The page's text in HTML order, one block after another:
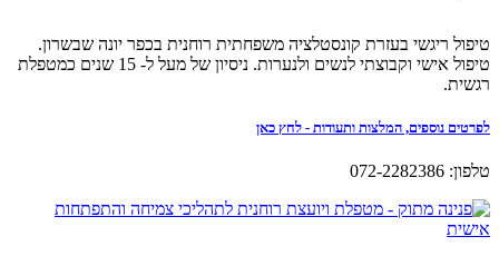
טיפול ריגשי בעזרת קונסטלציה משפחתית רוחנית בכפר יונה שבשרון.
טיפול אישי וקבוצתי לנשים ולנערות. ניסיון של מעל ל- 15 שנים כמטפלת
רגשית.
לפרטים נוספים, המלצות ותעודות - לחץ כאן
טלפון: 072-2282386